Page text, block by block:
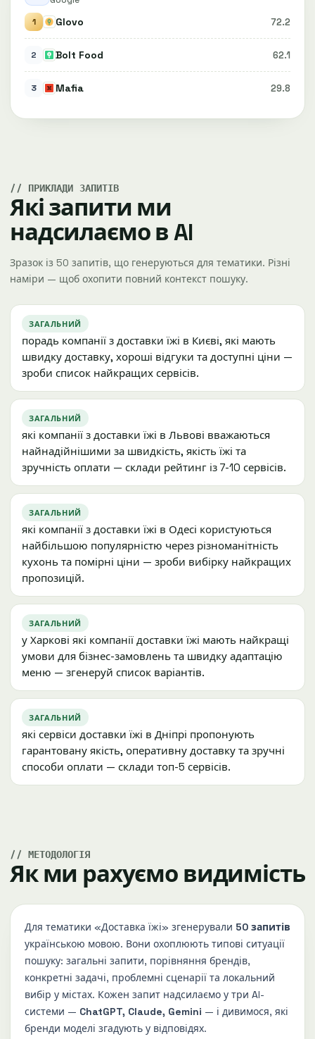
1
Glovo 72.2
2 Bolt Food 62.1
3 Mafia 29.8
ПРИКЛАДИ ЗАПИТІВ
Які запити ми
надсилаємо в AI
Зразок із 50 запитів, що генеруються для тематики. Різні
наміри — щоб охопити повний контекст пошуку.
ЗАГАЛЬНИЙ
порадь компанії з доставки їжі в Києві, які мають
швидку доставку, хороші відгуки та доступні ціни —
зроби список найкращих сервісів.
ЗАГАЛЬНИЙ
які компанії з доставки їжі в Львові вважаються
найнадійнішими за швидкість, якість їжі та
зручність оплати — склади рейтинг із 7-10 сервісів.
ЗАГАЛЬНИЙ
які компанії з доставки їжі в Одесі користуються
найбільшою популярністю через різноманітність
кухонь та помірні ціни — зроби вибірку найкращих
пропозицій.
ЗАГАЛЬНИЙ
у Харкові які компанії доставки їжі мають найкращі
умови для бізнес-замовлень та швидку адаптацію
меню — згенеруй список варіантів.
ЗАГАЛЬНИЙ
які сервіси доставки їжі в Дніпрі пропонують
гарантовану якість, оперативну доставку та зручні
способи оплати — склади топ-5 сервісів.
МЕТОДОЛОГІЯ
Як ми рахуємо видимість
Для тематики «Доставка їжі» згенерували 50 запитів
українською мовою. Вони охоплюють типові ситуації
пошуку: загальні запити, порівняння брендів,
конкретні задачі, проблемні сценарії та локальний
вибір у містах. Кожен запит надсилаємо у три AI-
системи — ChatGPT, Claude, Gemini — і дивимося, які
бренди моделі згадують у відповідях.